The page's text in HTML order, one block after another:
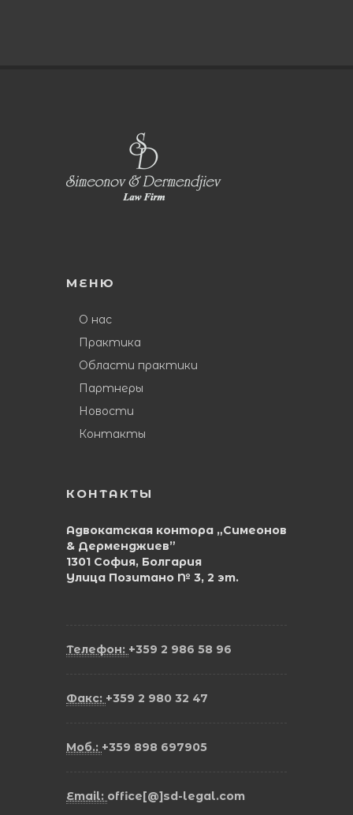
МЕНЮ
О нас
Практика
Области практики
Партнеры
Новости
Контакты
КОНТАКТЫ
Адвокатская контора „Симеонов
& Дерменджиев”
1301 София, Болгария
Улица Позитано № 3, 2 эт.
Телефон: +359 2 986 58 96
Факс: +359 2 980 32 47
Моб.: +359 898 697905
Email: office[@]sd-legal.com